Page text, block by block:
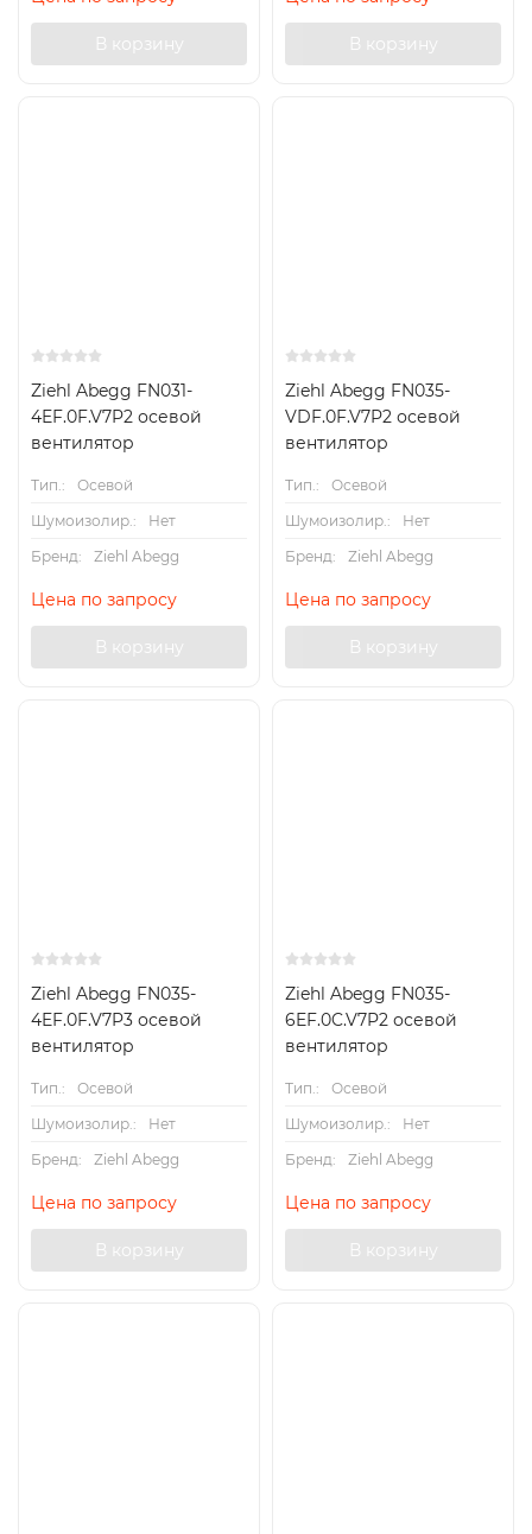
В корзину В корзину
Ziehl Abegg FN031-
4EF.0F.V7P2 осевой
вентилятор
Тип.:
Осевой
Шумоизолир.:
Нет
Бренд:
Ziehl Abegg
Цена по запросу
В корзину
Ziehl Abegg FN035-
VDF.0F.V7P2 осевой
вентилятор
Тип.:
Осевой
Шумоизолир.:
Нет
Бренд:
Ziehl Abegg
Цена по запросу
В корзину
Ziehl Abegg FN035-
4EF.0F.V7P3 осевой
вентилятор
Тип.:
Осевой
Шумоизолир.:
Нет
Бренд:
Ziehl Abegg
Цена по запросу
В корзину
Ziehl Abegg FN035-
6EF.0C.V7P2 осевой
вентилятор
Тип.:
Осевой
Шумоизолир.:
Нет
Бренд:
Ziehl Abegg
Цена по запросу
В корзину